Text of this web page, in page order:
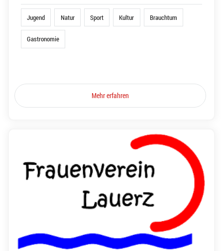
Jugend Natur Sport Kultur Brauchtum
Gastronomie
Mehr erfahren